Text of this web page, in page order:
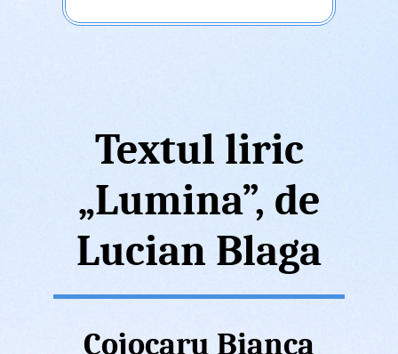
Textul liric
„Lumina”, de
Lucian Blaga
Cojocaru Bianca